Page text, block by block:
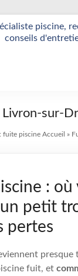
Livron-sur-
fuite piscineAccueil »
: où
petit
pertes
presque
fuit, et